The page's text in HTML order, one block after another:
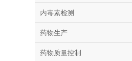
内毒素检测
药物生产
药物质量控制